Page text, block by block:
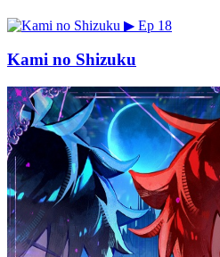
▶ Ep 18
Kami no Shizuku